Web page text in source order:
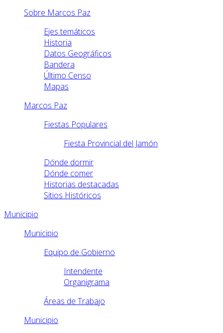
Sobre Marcos Paz
Ejes temáticos
Historia
Datos Geográficos
Bandera
Último Censo
Mapas
Marcos Paz
Fiestas Populares
Fiesta Provincial del Jamón
Dónde dormir
Dónde comer
Historias destacadas
Sitios Históricos
Municipio
Municipio
Equipo de Gobierno
Intendente
Organigrama
Áreas de Trabajo
Municipio